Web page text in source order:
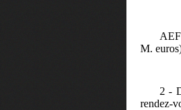
M.
2 -
rendez-